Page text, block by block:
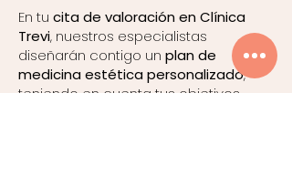
En tu cita de valoración en Clínica
Trevi, nuestros especialistas
diseñarán contigo un plan de
medicina estética personalizado,
teniendo en cuenta tus objetivos,